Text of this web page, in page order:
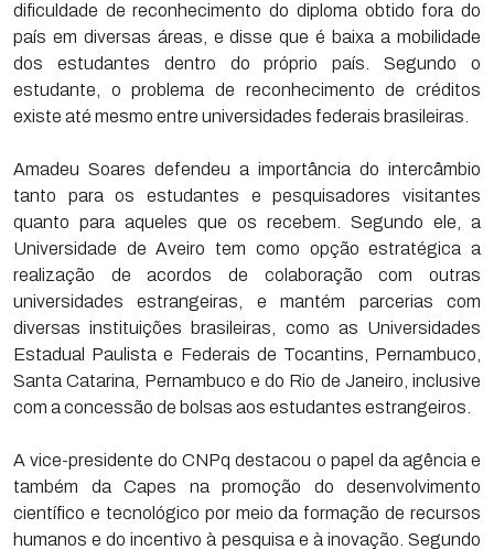
dificuldade de reconhecimento do diploma obtido fora do
país em diversas áreas, e disse que é baixa a mobilidade
dos estudantes dentro do próprio país. Segundo o
estudante, o problema de reconhecimento de créditos
existe até mesmo entre universidades federais brasileiras.
Amadeu Soares defendeu a importância do intercâmbio
tanto para os estudantes e pesquisadores visitantes
quanto para aqueles que os recebem. Segundo ele, a
Universidade de Aveiro tem como opção estratégica a
realização de acordos de colaboração com outras
universidades estrangeiras, e mantém parcerias com
diversas instituições brasileiras, como as Universidades
Estadual Paulista e Federais de Tocantins, Pernambuco,
Santa Catarina, Pernambuco e do Rio de Janeiro, inclusive
com a concessão de bolsas aos estudantes estrangeiros.
A vice-presidente do CNPq destacou o papel da agência e
também da Capes na promoção do desenvolvimento
científico e tecnológico por meio da formação de recursos
humanos e do incentivo à pesquisa e à inovação. Segundo